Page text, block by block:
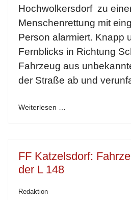
Hochwolkersdorf zu
Menschenrettung mit
Person alarmiert. Knapp
Fernblicks in Richtung
Fahrzeug aus
der Straße ab und
Weiterlesen …
FF Katzelsdorf:
der L 148
Redaktion